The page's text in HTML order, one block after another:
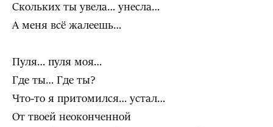
Скольких ты увела… унесла…
А меня всё жалеешь…
Пуля… пуля моя…
Где ты… Где ты?
Что-то я притомился… устал…
От твоей неоконченной